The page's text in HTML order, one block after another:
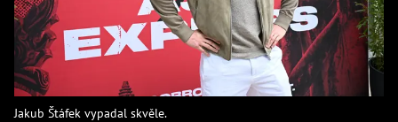
Jakub Štáfek vypadal skvěle.